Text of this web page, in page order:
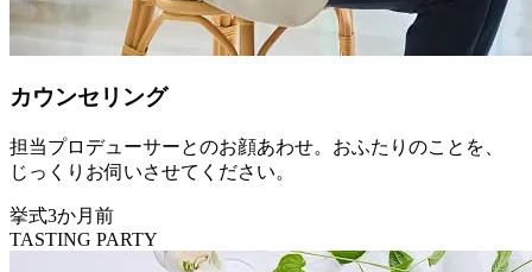
カウンセリング
担当プロデューサーとのお顔あわせ。おふたりのことを、
じっくりお伺いさせてください。
挙式3か月前
TASTING PARTY